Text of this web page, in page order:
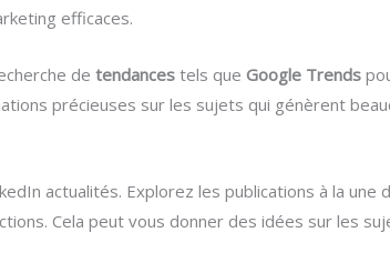
efficaces.
detendances tels que Google Trends
précieuses sur les sujets qui génèrent
actualités. Explorez les publications à la une
Cela peut vous donner des idées sur les